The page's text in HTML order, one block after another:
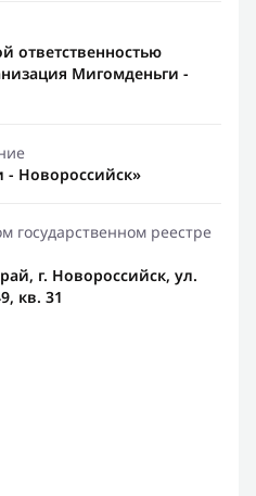
ответственностью
Мигомденьги -
Новороссийск»
государственном реестре
г. Новороссийск, ул.
кв. 31